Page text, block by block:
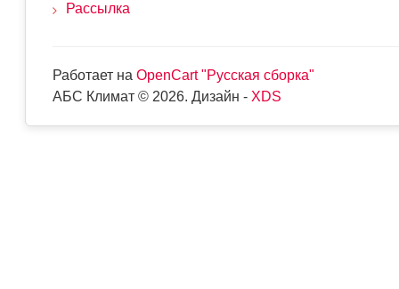
Рассылка
Работает на OpenCart "Русская сборка"
АБС Климат © 2026. Дизайн - XDS